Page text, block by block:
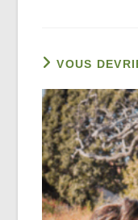
VOUS